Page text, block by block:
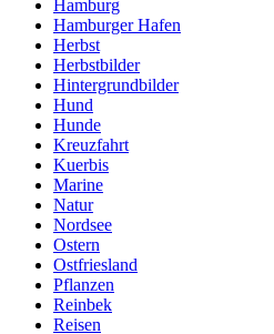
Hamburg
Hamburger Hafen
Herbst
Herbstbilder
Hintergrundbilder
Hund
Hunde
Kreuzfahrt
Kuerbis
Marine
Natur
Nordsee
Ostern
Ostfriesland
Pflanzen
Reinbek
Reisen